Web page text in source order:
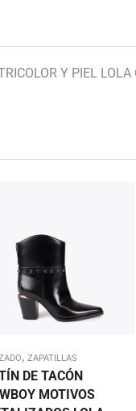
Y PIEL
, ZAPATILLAS
DE TACÓN
MOTIVOS